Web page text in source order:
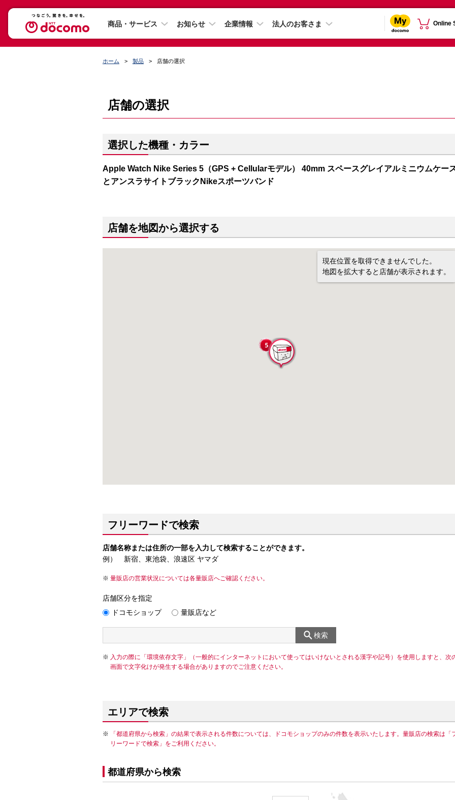
商品・サービス お知らせ 企業情報 法人のお客さま Online
ホーム 製品 店舗の選択
店舗の選択
選択した機種・カラー
Apple Watch Nike Series 5（GPS + Cellularモデル） 40mm スペースグレイアルミニウムケー
とアンスラサイトブラックNikeスポーツバンド
店舗を地図から選択する
現在位置を取得できませんでした。
地図を拡大すると店舗が表示されます。
フリーワードで検索
店舗名称または住所の一部を入力して検索することができます。
例） 新宿、東池袋、浪速区 ヤマダ
量販店の営業状況については各量販店へご確認ください。
店舗区分を指定
ドコモショップ
量販店など
検索
入力の際に「環境依存文字」（一般的にインターネットにおいて使ってはいけないとされる漢字や記号）を使用しますと、次
画面で文字化けが発生する場合がありますのでご注意ください。
エリアで検索
「都道府県から検索」の結果で表示される件数については、ドコモショップのみの件数を表示いたします。量販店の検索は「
リーワードで検索」をご利用ください。
都道府県から検索